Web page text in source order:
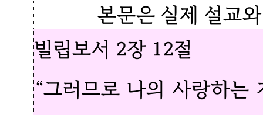
본문은 실제 설교
빌립보서 2장 12절
“그러므로 나의 사랑하